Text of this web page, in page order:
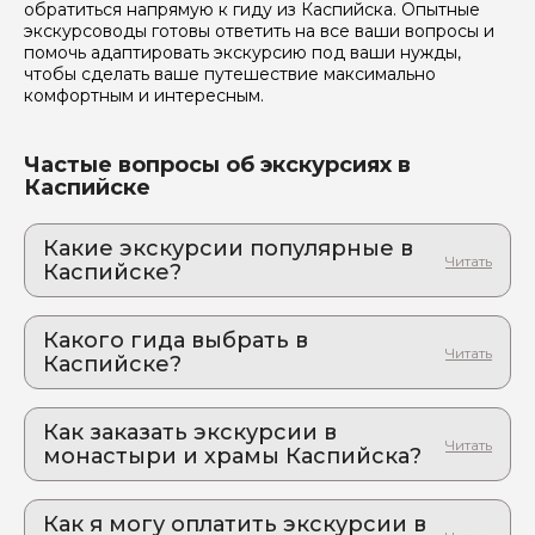
обратиться напрямую к гиду из Каспийска. Опытные
экскурсоводы готовы ответить на все ваши вопросы и
помочь адаптировать экскурсию под ваши нужды,
чтобы сделать ваше путешествие максимально
комфортным и интересным.
Частые вопросы об экскурсиях в
Каспийске
Какие экскурсии популярные в
Каспийске?
Хунзахского ханства: Тобот + Матлас и
каменная чаша.
Эта экскурсия – настоящий подарок для тех, кто
любит природу и жаждет новых впечатлений!
2. Сулакский каньон, бархан Сарыкум и
сочный барашек на вертеле: один день –
тысяча эмоций! Выезд из Каспийска
ветерком, подвесной мост, вкусные чуду и улетные
Какого гида выбрать в
Каспийске?
2. Эльдар.К 1072
3. Оксана.К 190
Как заказать экскурсии в
монастыри и храмы Каспийска?
Едем»:
Как я могу оплатить экскурсии в